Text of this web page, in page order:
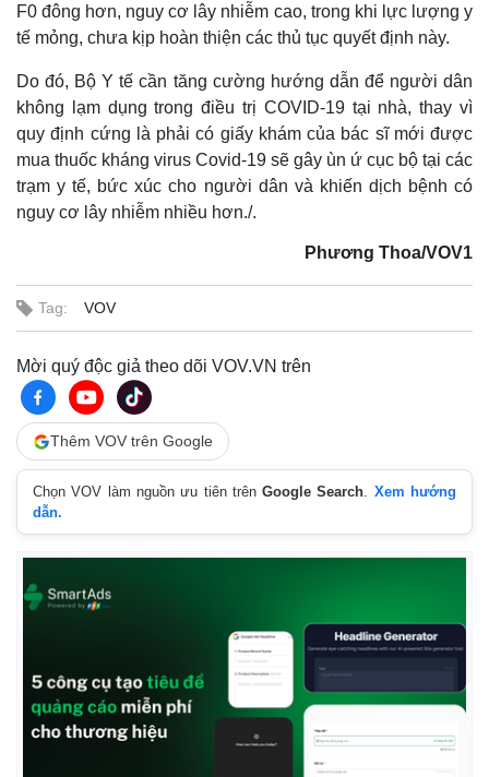
Kinh tế
Bất động sản
Thị trường
F0 đông hơn, nguy cơ lây nhiễm cao, trong khi lực lượng y
tế mỏng, chưa kịp hoàn thiện các thủ tục quyết định này.
Do đó, Bộ Y tế cần tăng cường hướng dẫn để người dân
không lạm dụng trong điều trị COVID-19 tại nhà, thay vì
quy định cứng là phải có giấy khám của bác sĩ mới được
mua thuốc kháng virus Covid-19 sẽ gây ùn ứ cục bộ tại các
trạm y tế, bức xúc cho người dân và khiến dịch bệnh có
nguy cơ lây nhiễm nhiều hơn./.
Phương Thoa/VOV1
Tag: VOV
Mời quý độc giả theo dõi VOV.VN trên
Thêm VOV trên Google
Chọn VOV làm nguồn ưu tiên trênGoogle Search. Xem hướng
dẫn.